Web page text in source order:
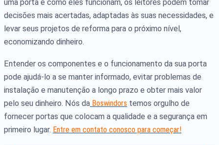
uma porta e como eles funcionam, os leitores podem tomar
decisões mais acertadas, adaptadas às suas necessidades, e
levar seus projetos de reforma para o próximo nível,
economizando dinheiro.
Entender os componentes e o funcionamento da sua porta
pode ajudá-lo a se manter informado, evitar problemas de
instalação e manutenção a longo prazo e obter mais valor
pelo seu dinheiro. Nós da Boswindors temos orgulho de
fornecer portas que colocam a qualidade e a segurança em
primeiro lugar. Entre em contato conosco para começar!